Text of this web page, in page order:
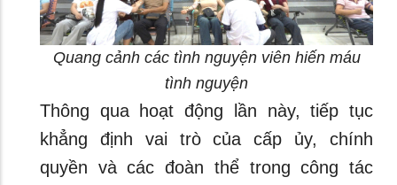
Quang cảnh các tình nguyện viên hiến máu
tình nguyện
Thông qua hoạt động lần này, tiếp tục
khẳng định vai trò của cấp ủy, chính
quyền và các đoàn thể trong công tác